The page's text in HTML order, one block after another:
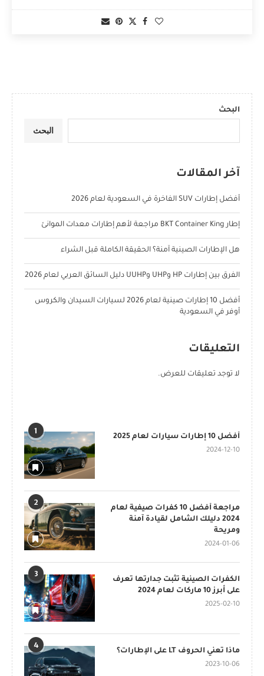
البحث
البحث
آخر المقالات
أفضل إطارات SUV الفاخرة في السعودية لعام 2026
إطار BKT Container King مراجعة لأهم إطارات معدات الموانئ
هل الإطارات الصينية آمنة؟ الحقيقة الكاملة قبل الشراء
الفرق بين إطارات HP وUHP وUUHP دليل السائق العربي لعام 2026
أفضل 10 إطارات صينية لعام 2026 لسيارات السيدان والكروس
أوفر في السعودية
التعليقات
لا توجد تعليقات للعرض.
1
أفضل 10 إطارات سيارات لعام 2025
2024-12-10
2
مراجعة أفضل 10 كفرات صيفية لعام
2024 دليلك الشامل لقيادة آمنة
ومريحة
2024-01-06
3
الكفرات الصينية تثبت جدارتها تعرف
على أبرز 10 ماركات لعام 2024
2025-02-10
4
ماذا تعني الحروف LT على الإطارات؟
2023-10-06